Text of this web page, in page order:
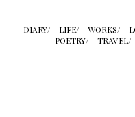
DIARY/ LIFE/ WORKS/
POETRY/
TRAVEL/